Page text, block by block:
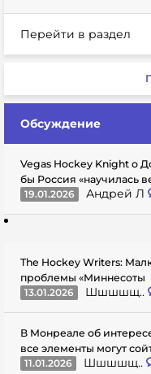
Перейти в раздел
Обсуждение
Vegas Hockey Knight о
бы Россия «научилась
19.01.2026
Андрей Л
The Hockey Writers:
проблемы «Миннесоты
13.01.2026
Шшшшщ..
В Монреале об
все элементы могут
11.01.2026
Шшшшщ..